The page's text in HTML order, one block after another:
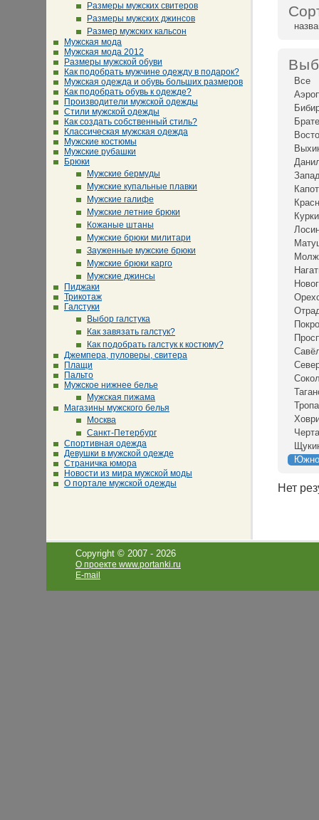
Размеры мужских свитеров
Размеры мужских джинсов
Размер мужских кальсон
Мужская мода
Мужская мода 2012
Размеры мужской обуви
Как подобрать мужчине одежду в подарок?
Мужская одежда и обувь больших размеров
Как подобрать обувь к одежде?
Производители мужской одежды
Стили мужской одежды
Как создать собственный стиль?
Классическая мужская одежда
Мужские костюмы
Мужские рубашки
Брюки
Мужские бермуды
Мужские купальные плавки
Мужские галифе
Мужские летние брюки
Кожаные штаны
Мужские брюки милитари
Зауженные мужские брюки
Мужские брюки карго
Мужские джинсы
Пиджаки
Трикотаж
Галстуки
Выбор галстука
Как завязать галстук?
Как подобрать галстук к костюму?
Джемпера, пуловеры, свитера
Плащи
Пальто
Мужское нижнее белье
Мужская пижама
Магазины мужского белья
Москва
Санкт-Петербург
Спортивная одежда
Девушки в мужской одежде
Страничка юмора
Новости из мира мужской моды
О портале мужской одежды
Все
Нет
Copyright © 2007 - 2026
О проекте www.portanki.ru
E-mail